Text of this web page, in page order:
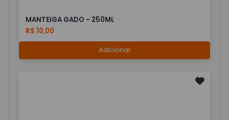
MANTEIGA GADO - 250ML
R$ 10,00
Adicionar